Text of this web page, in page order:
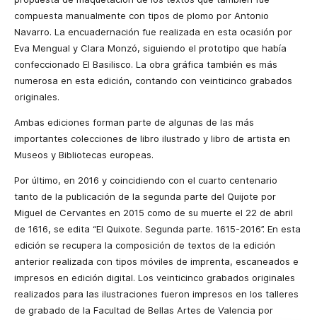
compuesta manualmente con tipos de plomo por Antonio
Navarro. La encuadernación fue realizada en esta ocasión por
Eva Mengual y Clara Monzó, siguiendo el prototipo que había
confeccionado El Basilisco. La obra gráfica también es más
numerosa en esta edición, contando con veinticinco grabados
originales.
Ambas ediciones forman parte de algunas de las más
importantes colecciones de libro ilustrado y libro de artista en
Museos y Bibliotecas europeas.
Por último, en 2016 y coincidiendo con el cuarto centenario
tanto de la publicación de la segunda parte del Quijote por
Miguel de Cervantes en 2015 como de su muerte el 22 de abril
de 1616, se edita “El Quixote. Segunda parte. 1615-2016”. En esta
edición se recupera la composición de textos de la edición
anterior realizada con tipos móviles de imprenta, escaneados e
impresos en edición digital. Los veinticinco grabados originales
realizados para las ilustraciones fueron impresos en los talleres
de grabado de la Facultad de Bellas Artes de Valencia por